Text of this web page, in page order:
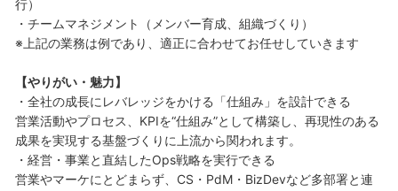
行）
・チームマネジメント（メンバー育成、組織づくり）
※上記の業務は例であり、適正に合わせてお任せしていきます
【やりがい・魅力】
・全社の成長にレバレッジをかける「仕組み」を設計できる
営業活動やプロセス、KPIを“仕組み”として構築し、再現性のある
成果を実現する基盤づくりに上流から関われます。
・経営・事業と直結したOps戦略を実行できる
営業やマーケにとどまらず、CS・PdM・BizDevなど多部署と連